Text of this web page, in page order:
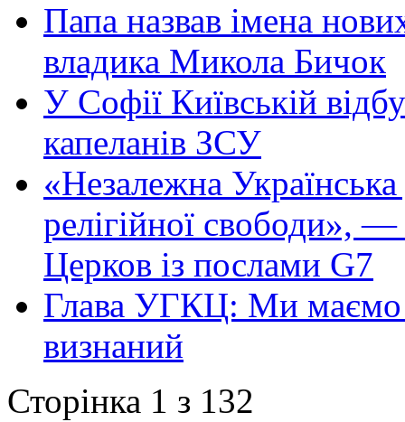
Папа назвав імена
владика Микола Бичок
У Софії Київській
капеланів ЗСУ
«Незалежна
релігійної свободи»,
Церков із послами G7
Глава УГКЦ: Ми маємо
визнаний
Сторінка 1 з 132